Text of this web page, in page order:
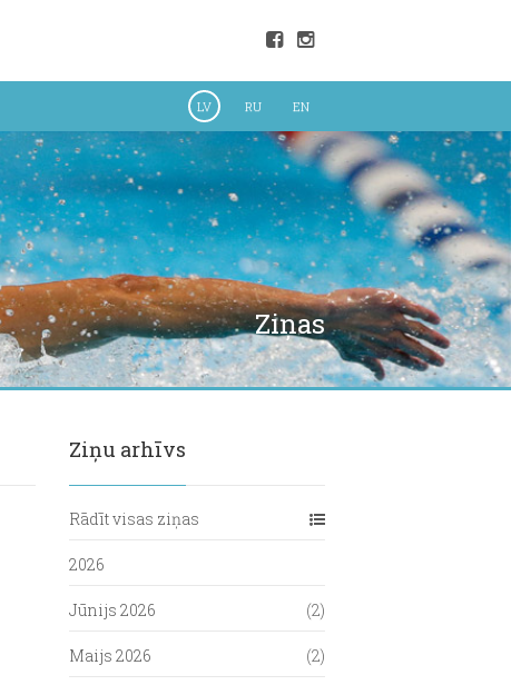
LV RU EN
Ziņas
Ziņu arhīvs
Rādīt visas ziņas
2026
Jūnijs 2026 (2)
Maijs 2026 (2)